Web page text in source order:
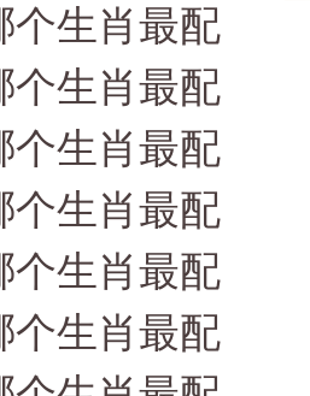
个生肖最配
个生肖最配
个生肖最配
个生肖最配
个生肖最配
个生肖最配